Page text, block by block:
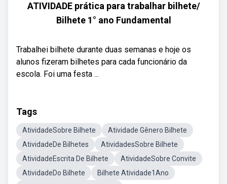
ATIVIDADE prática para trabalhar bilhete/
Bilhete 1° ano Fundamental
Trabalhei bilhete durante duas semanas e hoje os
alunos fizeram bilhetes para cada funcionário da
escola. Foi uma festa ...
Tags
AtividadeSobre Bilhete
Atividade Gênero Bilhete
AtividadeDe Bilhetes
AtividadesSobre Bilhete
AtividadeEscrita De Bilhete
AtividadeSobre Convite
AtividadeDo Bilhete
Bilhete Atividade1Ano